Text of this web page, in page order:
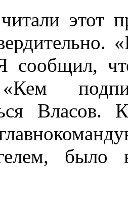
этот
сообщил,
Власов.